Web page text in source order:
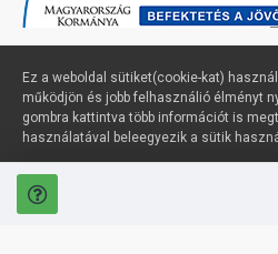
Profimuszaki.hu - exPanda ERP
Ez a weboldal sütiket(cookie-kat)
működjön és jobb felhasználió élményt
gombra kattintva több információt is
használatával beleegyezik a sütik
Süti